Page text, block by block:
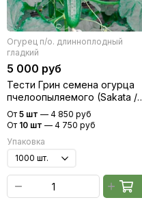
Огурец п/о. длинноплодный
гладкий
5 000 руб
Тести Грин семена огурца
пчелоопыляемого (Sakata /
Саката)
От 5 шт — 4 850 руб
От 10 шт — 4 750 руб
Упаковка